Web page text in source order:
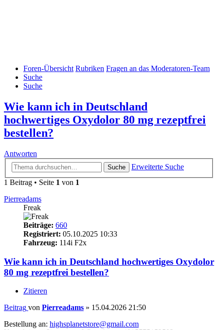
Foren-Übersicht Rubriken Fragen an das Moderatoren-Team
Suche
Suche
Wie kann ich in Deutschland
hochwertiges Oxydolor 80 mg rezeptfrei
bestellen?
Antworten
Suche
Erweiterte Suche
1 Beitrag • Seite 1 von 1
Pierreadams
Freak
Beiträge: 660
Registriert: 05.10.2025 10:33
Fahrzeug: 114i F2x
Wie kann ich in Deutschland hochwertiges Oxydolor
80 mg rezeptfrei bestellen?
Zitieren
Beitrag von Pierreadams » 15.04.2026 21:50
Bestellung an: highsplanetstore@gmail.com